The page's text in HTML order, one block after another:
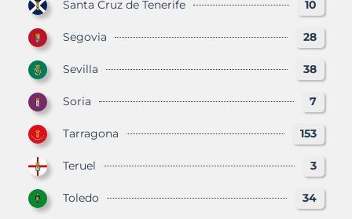
Santa Cruz de Tenerife 10
Segovia 28
Sevilla 38
Soria 7
Tarragona 153
Teruel 3
Toledo 34